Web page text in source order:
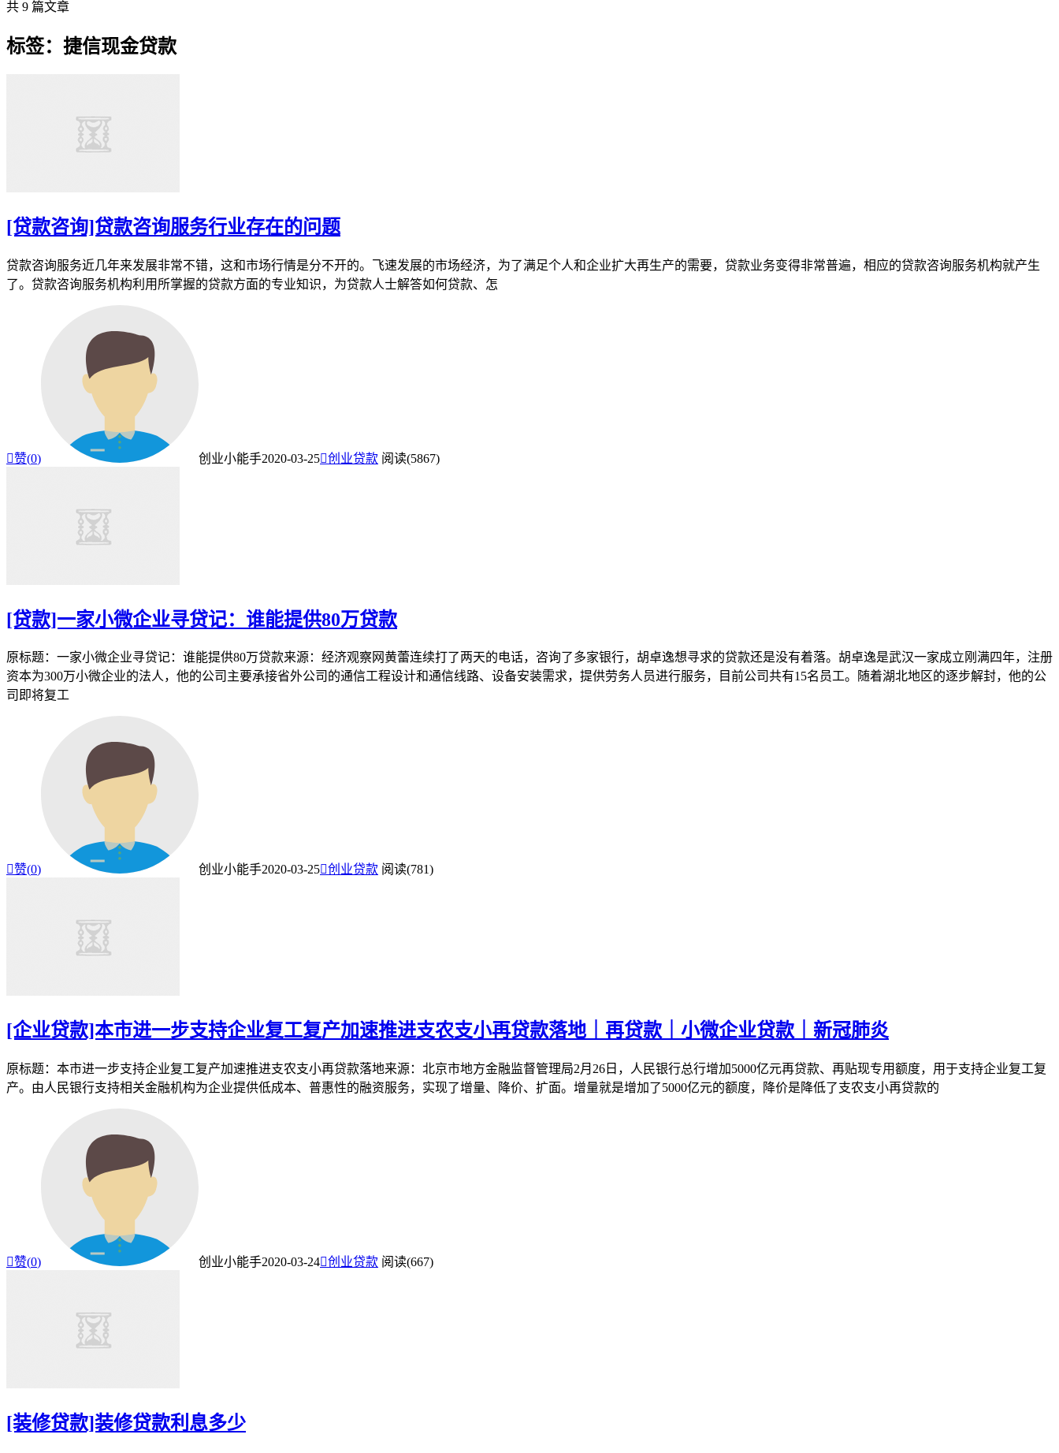
共 9 篇文章
标签：捷信现金贷款
[贷款咨询]贷款咨询服务行业存在的问题
贷款咨询服务近几年来发展非常不错，这和市场行情是分不开的。飞速发展的市场经济，为了满足个人和企业扩大再生产的需要，贷款业务变得非常普遍，相应的贷款咨询服务机构就产生
了。贷款咨询服务机构利用所掌握的贷款方面的专业知识，为贷款人士解答如何贷款、怎
赞(0) 创业小能手2020-03-25创业贷款 阅读(5867)
[贷款]一家小微企业寻贷记：谁能提供80万贷款
原标题：一家小微企业寻贷记：谁能提供80万贷款来源：经济观察网黄蕾连续打了两天的电话，咨询了多家银行，胡卓逸想寻求的贷款还是没有着落。胡卓逸是武汉一家成立刚满四年，注册
资本为300万小微企业的法人，他的公司主要承接省外公司的通信工程设计和通信线路、设备安装需求，提供劳务人员进行服务，目前公司共有15名员工。随着湖北地区的逐步解封，他的公
司即将复工
赞(0) 创业小能手2020-03-25创业贷款 阅读(781)
[企业贷款]本市进一步支持企业复工复产加速推进支农支小再贷款落地｜再贷款｜小微企业贷款｜新冠肺炎
原标题：本市进一步支持企业复工复产加速推进支农支小再贷款落地来源：北京市地方金融监督管理局2月26日，人民银行总行增加5000亿元再贷款、再贴现专用额度，用于支持企业复工复
产。由人民银行支持相关金融机构为企业提供低成本、普惠性的融资服务，实现了增量、降价、扩面。增量就是增加了5000亿元的额度，降价是降低了支农支小再贷款的
赞(0) 创业小能手2020-03-24创业贷款 阅读(667)
[装修贷款]装修贷款利息多少